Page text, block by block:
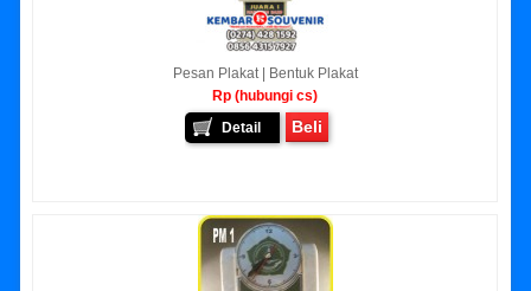
Pesan Plakat | Bentuk Plakat
Rp (hubungi cs)
Detail
Beli